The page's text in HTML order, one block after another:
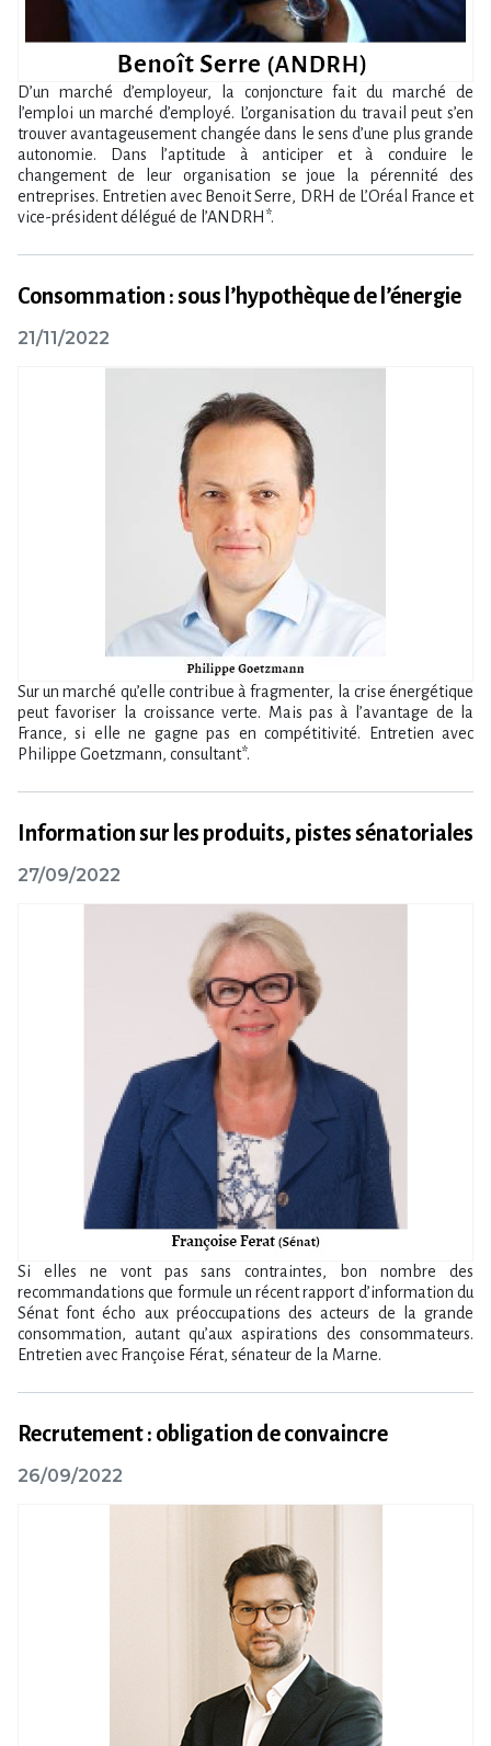
D’un marché d’employeur, la conjoncture fait du marché de
l’emploi un marché d’employé. L’organisation du travail peut s’en
trouver avantageusement changée dans le sens d’une plus grande
autonomie. Dans l’aptitude à anticiper et à conduire le
changement de leur organisation se joue la pérennité des
entreprises. Entretien avec Benoit Serre, DRH de L’Oréal France et
vice-président délégué de l’ANDRH*.
Consommation : sous l’hypothèque de l’énergie
21/11/2022
Sur un marché qu’elle contribue à fragmenter, la crise énergétique
peut favoriser la croissance verte. Mais pas à l’avantage de la
France, si elle ne gagne pas en compétitivité. Entretien avec
Philippe Goetzmann, consultant*.
Information sur les produits, pistes sénatoriales
27/09/2022
Si elles ne vont pas sans contraintes, bon nombre des
recommandations que formule un récent rapport d’information du
Sénat font écho aux préoccupations des acteurs de la grande
consommation, autant qu’aux aspirations des consommateurs.
Entretien avec Françoise Férat, sénateur de la Marne.
Recrutement : obligation de convaincre
26/09/2022